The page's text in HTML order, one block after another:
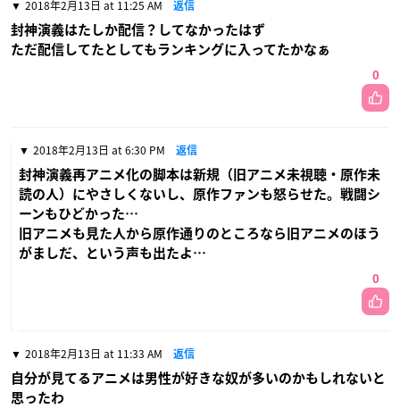
2018年2月13日 at 11:25 AM 返信
封神演義はたしか配信？してなかったはず
ただ配信してたとしてもランキングに入ってたかなぁ
0
2018年2月13日 at 6:30 PM 返信
封神演義再アニメ化の脚本は新規（旧アニメ未視聴・原作未
読の人）にやさしくないし、原作ファンも怒らせた。戦闘シ
ーンもひどかった…
旧アニメも見た人から原作通りのところなら旧アニメのほう
がましだ、という声も出たよ…
0
2018年2月13日 at 11:33 AM 返信
自分が見てるアニメは男性が好きな奴が多いのかもしれないと
思ったわ